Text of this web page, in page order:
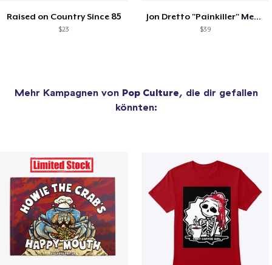
Raised on Country Since 85
$23
Jon Dretto "Painkiller" Merch Collection
$39
Mehr Kampagnen von Pop Culture, die dir gefallen
könnten: